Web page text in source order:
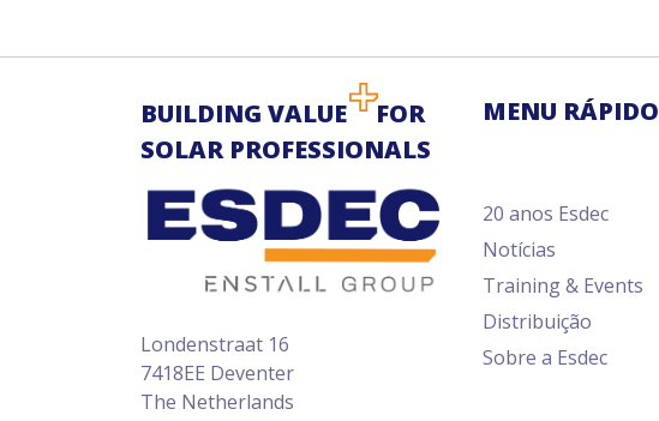
BUILDING VALUE
FOR
SOLAR PROFESSIONALS
Londenstraat 16
7418EE Deventer
The Netherlands
MENU RÁPIDO
20 anos Esdec
Notícias
Training & Events
Distribuição
Sobre a Esdec